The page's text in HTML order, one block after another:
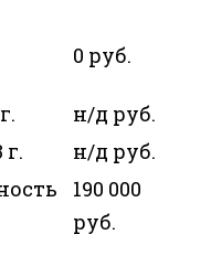
0 руб.
н/д руб.
н/д руб.
190 000
руб.